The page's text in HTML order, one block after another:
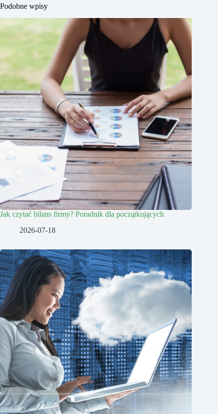
Podobne wpisy
Jak czytać bilans firmy? Poradnik dla początkujących
2026-07-18